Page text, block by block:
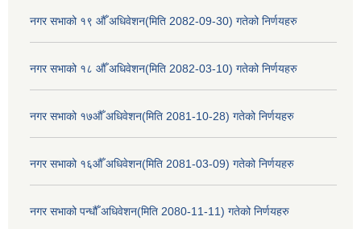
नगर सभाको १९ औँ अधिवेशन(मिति 2082-09-30) गतेको निर्णयहरु
नगर सभाको १८ औँ अधिवेशन(मिति 2082-03-10) गतेको निर्णयहरु
नगर सभाको १७औँ अधिवेशन(मिति 2081-10-28) गतेको निर्णयहरु
नगर सभाको १६औँ अधिवेशन(मिति 2081-03-09) गतेको निर्णयहरु
नगर सभाको पन्धौँ अधिवेशन(मिति 2080-11-11) गतेको निर्णयहरु